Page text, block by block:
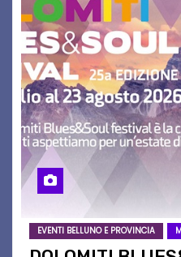
EVENTI BELLUNO E PROVINCIA